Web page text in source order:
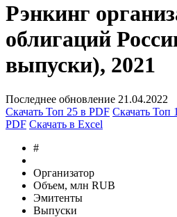
Рэнкинг
облигаций
выпуски), 2021
Последнее обновление 21.04.2022
Скачать Топ 25 в PDF Скачать Топ
PDF Скачать в Excel
#
Организатор
Объем, млн RUB
Эмитенты
Выпуски